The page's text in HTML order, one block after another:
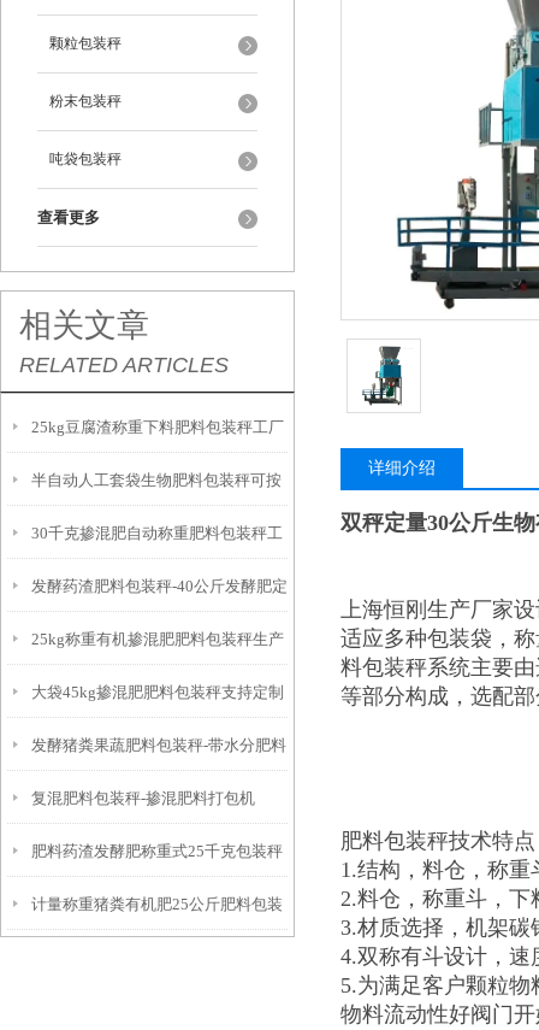
颗粒包装秤
粉末包装秤
吨袋包装秤
查看更多
相关文章
RELATED ARTICLES
25kg豆腐渣称重下料肥料包装秤工厂
生产
半自动人工套袋生物肥料包装秤可按
需定制
30千克掺混肥自动称重肥料包装秤工
厂生产
发酵药渣肥料包装秤-40公斤发酵肥定
量打包机厂家
25kg称重有机掺混肥肥料包装秤生产
厂家
大袋45kg掺混肥肥料包装秤支持定制
发酵猪粪果蔬肥料包装秤-带水分肥料
包装机
复混肥料包装秤-掺混肥料打包机
肥料药渣发酵肥称重式25千克包装秤
产品简介
计量称重猪粪有机肥25公斤肥料包装
详细介绍
双秤定量30公斤生
上海恒刚生产厂家
适应多种包装袋，
料包装秤系统主要
等部分构成，选配
肥料包装秤技术特
1.结构，料仓，称
2.料仓，称重斗，
3.材质选择，机架
4.双称有斗设计，速
5.为满足客户颗粒
物料流动性好阀门